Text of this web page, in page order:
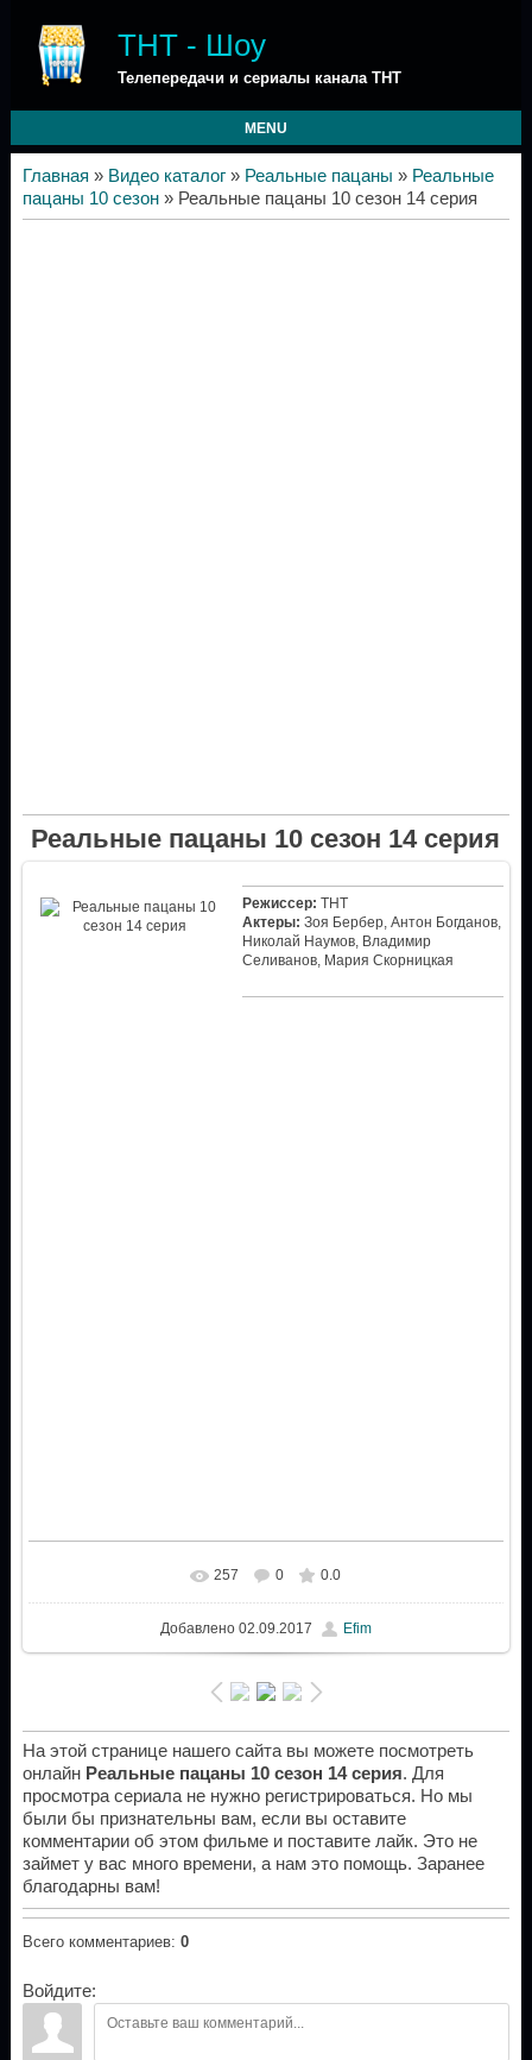
ТНТ - Шоу
Телепередачи и сериалы канала ТНТ
MENU
Главная » Видео каталог» Реальные пацаны » Реальные
пацаны 10 сезон» Реальные пацаны 10 сезон 14 серия
Реальные пацаны 10 сезон 14 серия
Режиссер: ТНТ
Актеры: Зоя Бербер, Антон Богданов,
Николай Наумов, Владимир
Селиванов, Мария Скорницкая
257 0 0.0
Добавлено02.09.2017 Efim
На этой странице нашего сайта вы можете посмотреть
онлайн Реальные пацаны 10 сезон 14 серия. Для
просмотра сериала не нужно регистрироваться. Но мы
были бы признательны вам, если вы оставите
комментарии об этом фильме и поставите лайк. Это не
займет у вас много времени, а нам это помощь. Заранее
благодарны вам!
Всего комментариев: 0
Войдите: